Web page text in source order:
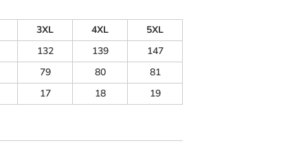
3XL 4XL
5XL
132 139
147
79 80
81
17 18 19